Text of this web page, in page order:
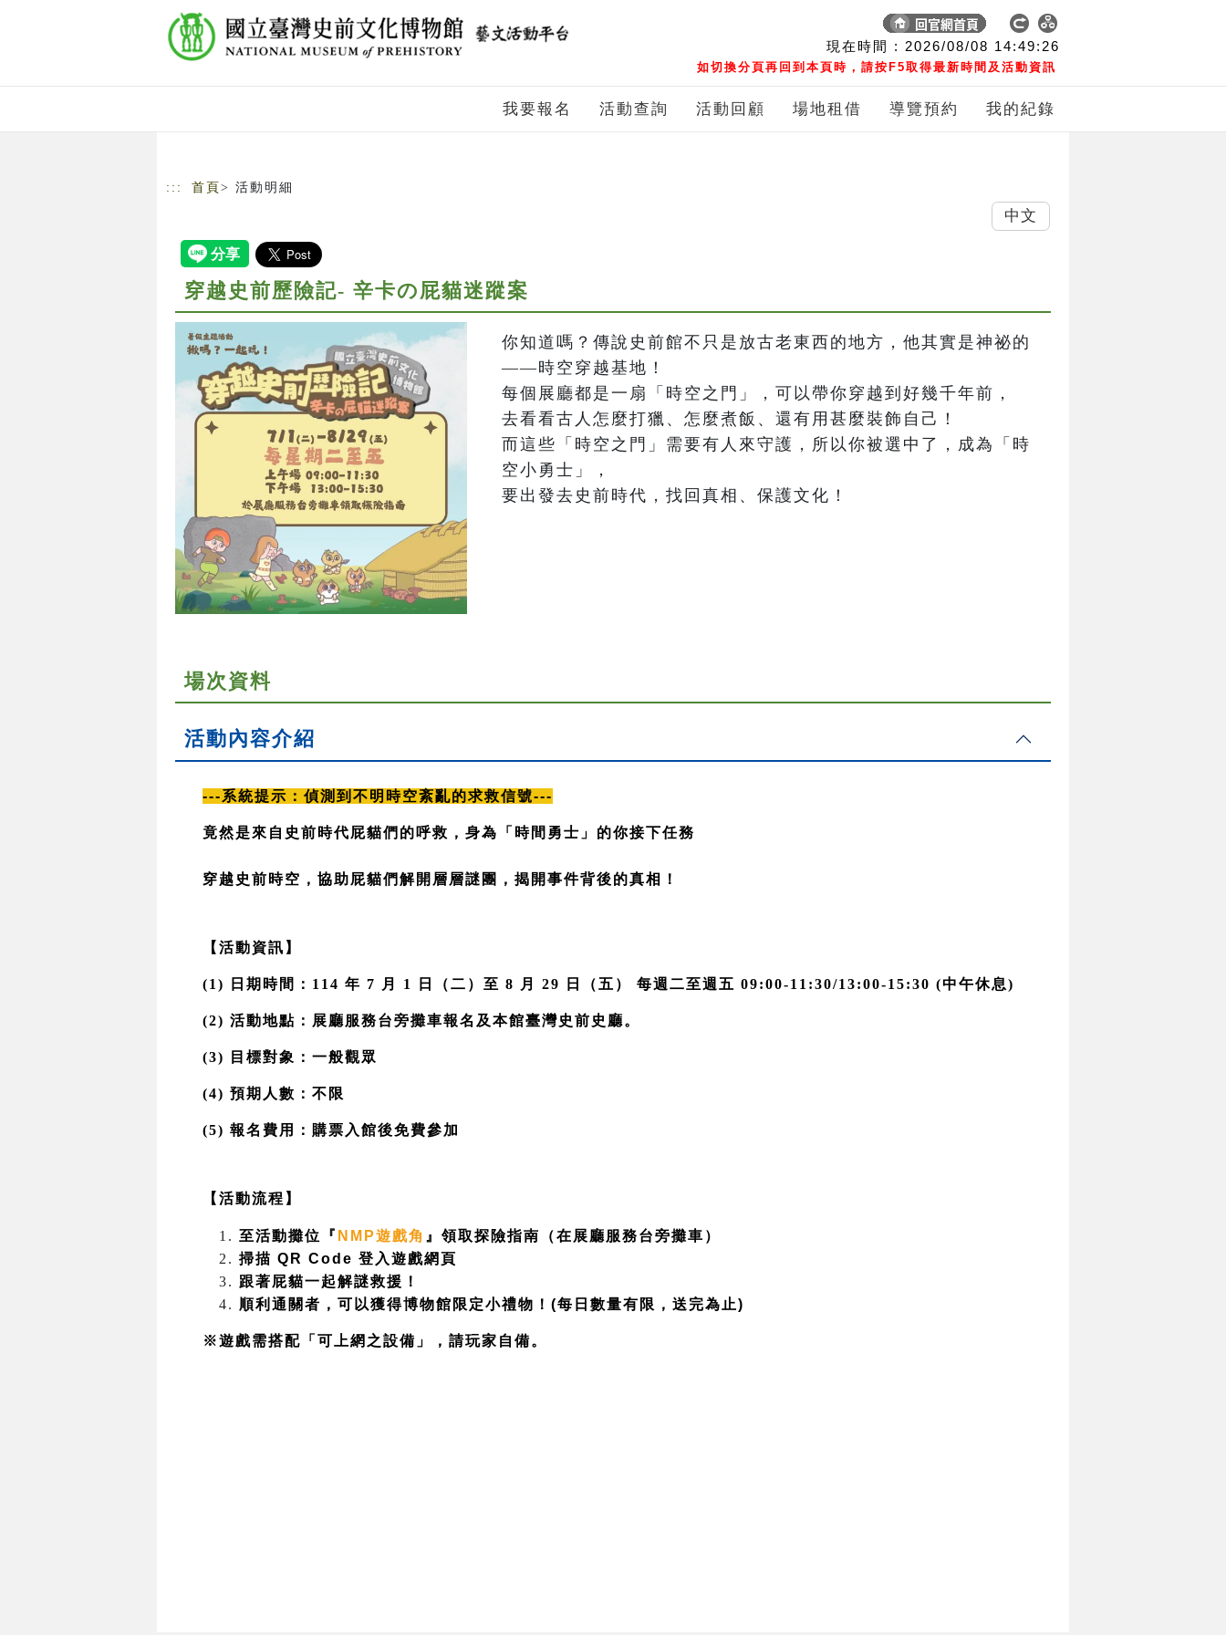
現在時間 : 2026/08/08 14:49:26
如切換分頁再回到本頁時，請按F5取得最新時間及活動資訊
我要報名 活動查詢 活動回顧 場地租借 導覽預約 我的紀錄
::: 首頁 > 活動明細
穿越史前歷險記- 辛卡の屁貓迷蹤案
你知道嗎？傳說史前館不只是放古老東西的地方，他其實是神祕的
——時空穿越基地！
每個展廳都是一扇「時空之門」，可以帶你穿越到好幾千年前，
去看看古人怎麼打獵、怎麼煮飯、還有用甚麼裝飾自己！
而這些「時空之門」需要有人來守護，所以你被選中了，成為「時
空小勇士」，
要出發去史前時代，找回真相、保護文化！
場次資料
活動內容介紹
---系統提示：偵測到不明時空紊亂的求救信號---
竟然是來自史前時代屁貓們的呼救，身為「時間勇士」的你接下任務
穿越史前時空，協助屁貓們解開層層謎團，揭開事件背後的真相！
【活動資訊】
(1) 日期時間：114 年 7 月 1 日（二）至 8 月 29 日（五） 每週二至週五 09:00-11:30/13:00-15:30 (中午休息)
(2) 活動地點：展廳服務台旁攤車報名及本館臺灣史前史廳。
(3) 目標對象：一般觀眾
(4) 預期人數：不限
(5) 報名費用：購票入館後免費參加
【活動流程】
至活動攤位『 NMP遊戲角 』領取探險指南（在展廳服務台旁攤車）
掃描 QR Code 登入遊戲網頁
跟著屁貓一起解謎救援！
順利通關者，可以獲得博物館限定小禮物！(每日數量有限，送完為止)
※遊戲需搭配「可上網之設備」，請玩家自備。